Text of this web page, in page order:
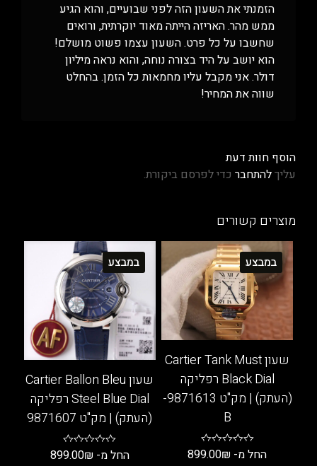
הזמנתי את השעון הזה לפני שבועיים, והוא הגיע
ממש מהר. האריזה הייתה מאוד יוקרתית, ורואים
שחשבו על כל פרט. השעון עצמו פשוט מושלם!
הוא יושב על היד בצורה נוחה, והוא נראה מיליון
דולר. אני מקבל עליו מחמאות כל הזמן. בהחלט
שווה את המחיר!
הוסף חוות דעת
עליךלהתחבר כדי לפרסם ביקורת.
מוצרים קשורים
במבצע
שעון Cartier Tank Must
Black Dial רפליקה
(העתק) | מק"ט 9871613-
B
החל מ- 899.00₪
במבצע
שעון Cartier Ballon Bleu
Steel Blue Dial רפליקה
(העתק) | מק"ט 9871607
החל מ- 899.00₪